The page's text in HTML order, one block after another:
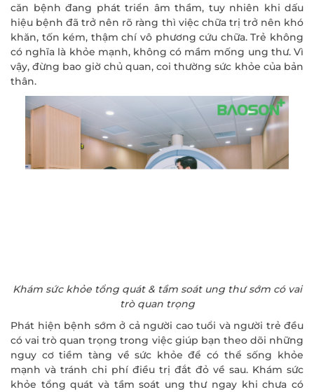
căn bệnh đang phát triển âm thầm, tuy nhiên khi dấu
hiệu bệnh đã trở nên rõ ràng thì việc chữa trị trở nên khó
khăn, tốn kém, thậm chí vô phương cứu chữa. Trẻ không
có nghĩa là khỏe mạnh, không có mầm mống ung thư. Vì
vậy, đừng bao giờ chủ quan, coi thường sức khỏe của bản
thân.
Khám sức khỏe tổng quát & tầm soát ung thư sớm có vai
trò quan trọng
Phát hiện bệnh sớm ở cả người cao tuổi và người trẻ đều
có vai trò quan trọng trong việc giúp bạn theo dõi những
nguy cơ tiềm tàng về sức khỏe để có thể sống khỏe
mạnh và tránh chi phí điều trị đắt đỏ về sau. Khám sức
khỏe tổng quát và tầm soát ung thư ngay khi chưa có